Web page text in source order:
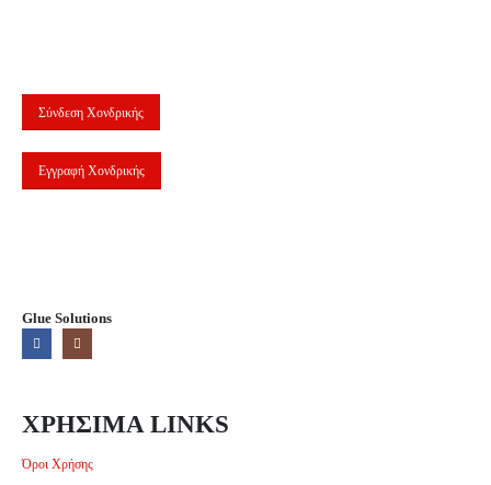
Σύνδεση Χονδρικής
Εγγραφή Χονδρικής
Glue Solutions
ΧΡΗΣΙΜΑ LINKS
Όροι Χρήσης